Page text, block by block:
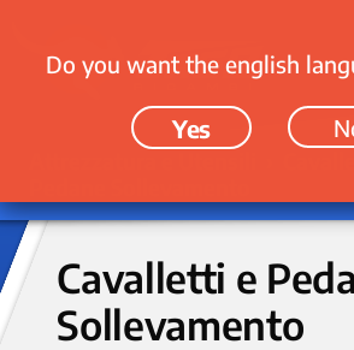
Cavalletti e
Sollevamento
Do you want the english
Yes